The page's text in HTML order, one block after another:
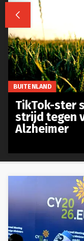

BUITENLAND
TikTok-ster
strijd tegen
Alzheimer